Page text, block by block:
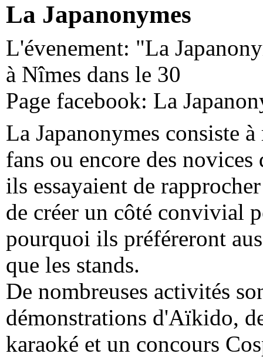
La Japanonymes
L'évenement: "La
à Nîmes dans le 30
Page facebook: La
La Japanonymes consiste
fans ou encore des
ils essayaient de
de créer un côté convivial
pourquoi ils préféreront
que les stands.
De nombreuses activités
démonstrations d'Aïkido,
karaoké et un concours